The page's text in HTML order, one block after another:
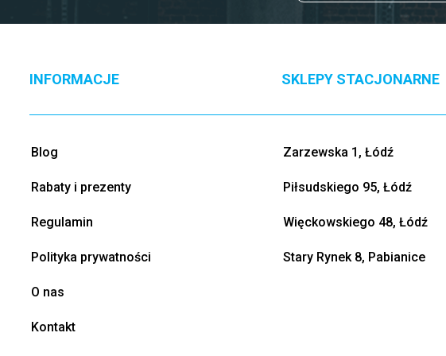
INFORMACJE
Blog
Rabaty i prezenty
Regulamin
Polityka prywatności
O nas
Kontakt
SKLEPY STACJONARNE
Zarzewska 1, Łódź
Piłsudskiego 95, Łódź
Więckowskiego 48, Łódź
Stary Rynek 8, Pabianice